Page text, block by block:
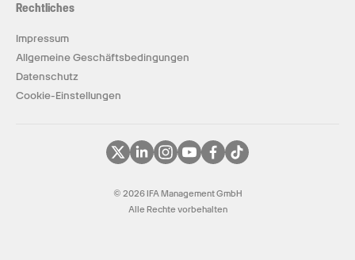
Rechtliches
Impressum
Allgemeine Geschäftsbedingungen
Datenschutz
Cookie-Einstellungen
© 2026 IFA Management GmbH
Alle Rechte vorbehalten